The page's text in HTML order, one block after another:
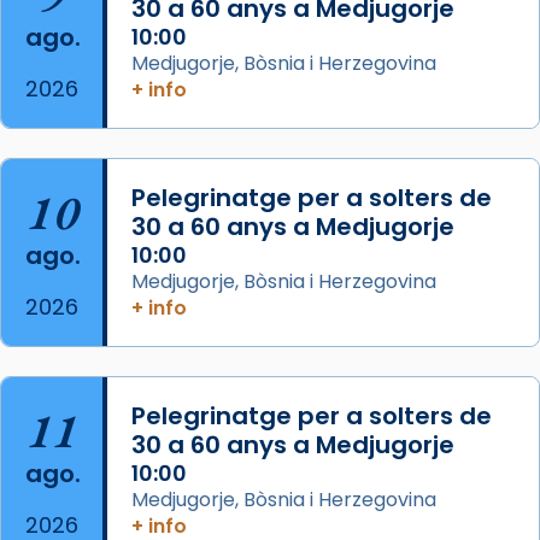
Aquest dilluns, 27 de juliol, ha tingut lloc la
missa d’acció de gràcies en agraïment al
comitè organitzador de la visita apostòlica
del Sant Pare Lleó XIV a Barcelona, i als
col·laboradors, a la Catedral de Barcelona.
L’arquebisbe de Barcelona, el cardenal Joan
Josep Omella, ha presidit la missa i l’ha
concelebrat el bisbe auxiliar de Barcelona,
Mons. David Abadías.
📸 Dr. G. Simón
Foto
View on Facebook · Share
Arquebisbat de Barcelona
2 weeks ago
ago.
2026
30 a 60 anys a Medjugorje
10:00
Medjugorje, Bòsnia i Herzegovina
+ info
10
ago.
2026
Pelegrinatge per a solters de
30 a 60 anys a Medjugorje
10:00
Medjugorje, Bòsnia i Herzegovina
+ info
11
ago.
2026
Pelegrinatge per a solters de
30 a 60 anys a Medjugorje
10:00
Medjugorje, Bòsnia i Herzegovina
+ info